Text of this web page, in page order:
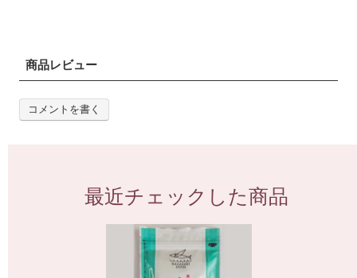
商品レビュー
コメントを書く
最近チェックした商品